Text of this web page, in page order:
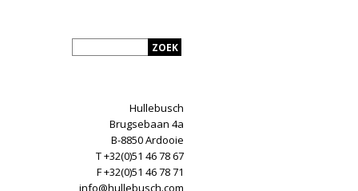
Hullebusch
Brugsebaan 4a
B-8850 Ardooie
T +32(0)51 46 78 67
F +32(0)51 46 78 71
info@hullebusch.com